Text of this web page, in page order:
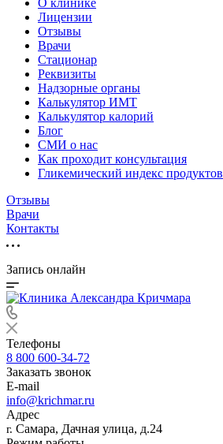
О клинике
Лицензии
Отзывы
Врачи
Стационар
Реквизиты
Надзорные органы
Калькулятор ИМТ
Калькулятор калорий
Блог
СМИ о нас
Как проходит консультация
Гликемический индекс продуктов
Отзывы
Врачи
Контакты
Запись онлайн
Телефоны
8 800 600-34-72
Заказать звонок
E-mail
info@krichmar.ru
Адрес
г. Самара, Дачная улица, д.24